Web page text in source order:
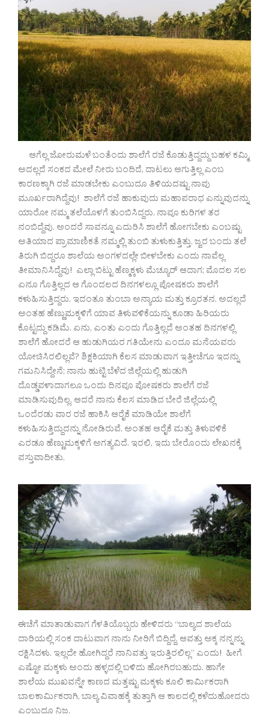
ಆಗೆಲ್ಲ ಜೋರುಮಳೆ ಬಂತೆಂದು ಶಾಲೆಗೆ ರಜೆ ಕೊಡುತ್ತಿದ್ದದ್ದು ಬಹಳ ಕಮ್ಮಿ.
ಅದಲ್ಲದೆ ಸಂಕದ ಮೇಲೆ ನೀರು ಬಂದಿದೆ, ದಾಟಲು ಆಗುತ್ತಿಲ್ಲ ಎಂಬ
ಕಾರಣಕ್ಕಾಗಿ ರಜೆ ಮಾಡಬೇಕು ಎಂಬುದೂ ತಿಳಿಯದಷ್ಟು ನಾವು
ಮೂರ್ಖರಾಗಿದ್ದೆವು! ಶಾಲೆಗೆ ರಜೆ ಹಾಕುವುದು ಮಹಾಪರಾಧ ಎನ್ನುವುದನ್ನು
ಯಾರೋ ನಮ್ಮ ತಲೆಯೊಳಗೆ ತುಂಬಿಸಿದ್ದರು. ನಾವೂ ಕುರಿಗಳ ತರ
ನಂಬಿದ್ದೆವು. ಅಂದರೆ ಸಾವನ್ನೂ ಎದುರಿಸಿ ಶಾಲೆಗೆ ಹೋಗಬೇಕು ಎಂಬಷ್ಟು
ಅತಿಯಾದ ಪ್ರಾಮಾಣಿಕತೆ ನಮ್ಮಲ್ಲಿ ತುಂಬಿ ತುಳುಕುತ್ತಿತ್ತು. ಜ್ವರ ಬಂದು ತಲೆ
ತಿರುಗಿ ಬಿದ್ದರೂ ಶಾಲೆಯ ಅಂಗಳದಲ್ಲೇ ಬೀಳಬೇಕು ಎಂದು ನಾವೆಲ್ಲ
ತೀಮಾನಿಸಿದ್ದೆವು! ಎಲ್ಲಾ ಬಿಟ್ಟು ಹೆಣ್ಮಕ್ಕಳು ಮೆಚ್ಯೂರ್ ಆದಾಗ; ಮೊದಲ ಸಲ
ಏನೂ ಗೊತ್ತಿಲ್ಲದ ಆ ಗೊಂದಲದ ದಿನಗಳಲ್ಲೂ ಪೋಷಕರು ಶಾಲೆಗೆ
ಕಳುಹಿಸುತ್ತಿದ್ದರು. ಇದಂತೂ ತುಂಬಾ ಅನ್ಯಾಯ ಮತ್ತು ಕ್ರೂರತನ. ಅದಲ್ಲದೆ
ಅಂತಹ ಹೆಣ್ಣುಮಕ್ಕಳಿಗೆ ಯಾವ ತಿಳುವಳಿಕೆಯನ್ನು ಕೂಡಾ ಹಿರಿಯರು
ಕೊಟ್ಟದ್ದು ಕಡಿಮೆ. ಏನು, ಎಂತು ಎಂದು ಗೊತ್ತಿಲ್ಲದೆ ಅಂತಹ ದಿನಗಳಲ್ಲಿ
ಶಾಲೆಗೆ ಹೋದರೆ ಆ ಹುಡುಗಿಯರ ಗತಿಯೇನು ಎಂದೂ ಮನೆಯವರು
ಯೋಚಿಸಿರಲಿಲ್ಲವೆ? ಶಿಕ್ಷಕಿಯಾಗಿ ಕೆಲಸ ಮಾಡುವಾಗ ಇತ್ತೀಚೆಗೂ ಇದನ್ನು
ಗಮನಿಸಿದ್ದೇನೆ; ನಾನು ಹುಟ್ಟಿ ಬೆಳೆದ ಜಿಲ್ಲೆಯಲ್ಲಿ ಹುಡುಗಿ
ದೊಡ್ಡವಳಾದಾಗಲೂ ಒಂದು ದಿನವೂ ಪೋಷಕರು ಶಾಲೆಗೆ ರಜೆ
ಮಾಡಿಸುವುದಿಲ್ಲ. ಆದರೆ ನಾನು ಕೆಲಸ ಮಾಡಿದ ಬೇರೆ ಜಿಲ್ಲೆಯಲ್ಲಿ
ಒಂದೆರಡು ವಾರ ರಜೆ ಹಾಕಿಸಿ ಆರೈಕೆ ಮಾಡಿಯೇ ಶಾಲೆಗೆ
ಕಳುಹಿಸುತ್ತಿದ್ದುದನ್ನು ನೋಡಿರುವೆ. ಅಂತಹ ಆರೈಕೆ ಮತ್ತು ತಿಳುವಳಿಕೆ
ಎರಡೂ ಹೆಣ್ಣುಮಕ್ಕಳಿಗೆ ಅಗತ್ಯವಿದೆ. ಇರಲಿ, ಇದು ಬೇರೊಂದು ಲೇಖನಕ್ಕೆ
ವಸ್ತುವಾದೀತು.
ಈಚೆಗೆ ಮಾತಾಡುವಾಗ ಗೆಳತಿಯೊಬ್ಬರು ಹೇಳಿದರು “ಬಾಲ್ಯದ ಶಾಲೆಯ
ದಾರಿಯಲ್ಲಿ ಸಂಕ ದಾಟುವಾಗ ನಾನು ನೀರಿಗೆ ಬಿದ್ದಿದ್ದೆ. ಆವತ್ತು ಅಕ್ಕ ನನ್ನನ್ನು
ರಕ್ಷಿಸಿದಳು. ಇಲ್ಲದೇ ಹೋಗಿದ್ದರೆ ನಾನಿವತ್ತು ಇರುತ್ತಿರಲಿಲ್ಲ” ಎಂದು! ಹೀಗೆ
ಎಷ್ಟೋ ಮಕ್ಕಳು ಅಂದು ಹಳ್ಳದಲ್ಲಿ ಬಳಿದು ಹೋಗಿರಬಹುದು. ಹಾಗೇ
ಶಾಲೆಯ ಮುಖವನ್ನೇ ಕಾಣದ ಮತ್ತಷ್ಟು ಮಕ್ಕಳು ಕೂಲಿ ಕಾರ್ಮಿಕರಾಗಿ
ಬಾಲಕಾರ್ಮಿಕರಾಗಿ, ಬಾಲ್ಯ ವಿವಾಹಕ್ಕೆ ತುತ್ತಾಗಿ ಆ ಕಾಲದಲ್ಲಿ ಕಳೆದುಹೋದರು
ಎಂಬುದೂ ನಿಜ.